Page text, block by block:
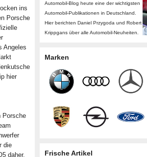
ins
Porsche
Angeles
hier
Porsche
die
daher.
Automobil-Blog heute eine der wichtigsten
Automobil-Publikationen in Deutschland.
Hier berichten Daniel Przygoda und Robert
Krippgans über alle Automobil-Neuheiten.
Marken
Frische Artikel